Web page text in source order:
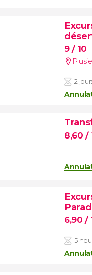
9/ 10
2
8,60/
6,90/
5